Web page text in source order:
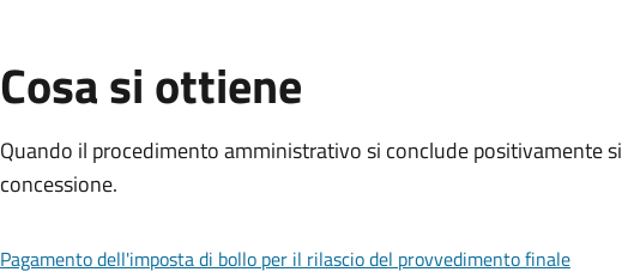
Cosa si ottiene
Quando il procedimento amministrativo si conclude positivamente
concessione.
Pagamento dell'imposta di bollo per il rilascio del provvedimento finale